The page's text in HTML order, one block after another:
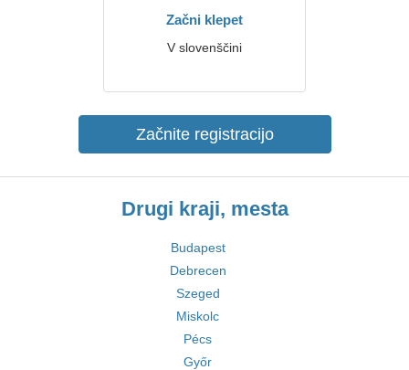
Začni klepet
V slovenščini
Začnite registracijo
Drugi kraji, mesta
Budapest
Debrecen
Szeged
Miskolc
Pécs
Győr